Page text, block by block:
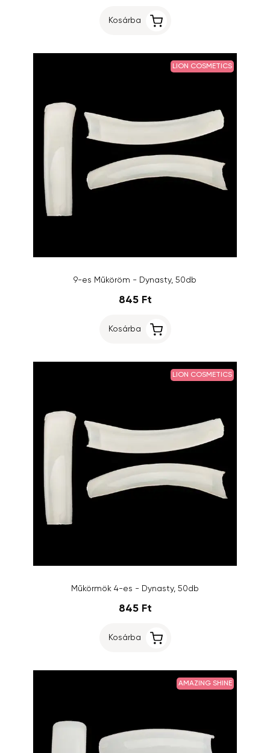
Kosárba
LION COSMETICS
9-es Műköröm - Dynasty, 50db
845 Ft
Kosárba
LION COSMETICS
Műkörmök 4-es - Dynasty, 50db
845 Ft
Kosárba
AMAZING SHINE